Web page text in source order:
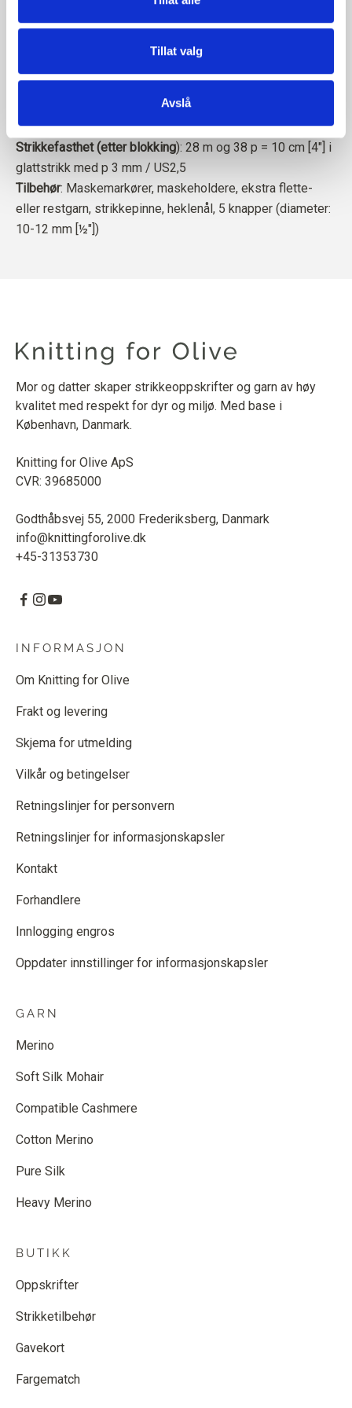
Tillat valg
Avslå
51, 54) cm [17¾ (19, 20, 21¼)] "
Garn: Knitting Knitting for Olive Merino, Cotton Merino eller
Pure Silk (250 m [273 yd] / 50 g [1,8 oz]), fingertykt garn, 3
Pinner: 2,5 mm / US1,5 og 3 mm / US2,5 rundpinner og
strømpepinner, eller i den størrelsen som passer til
strikkefastheten
Strikkefasthet (etter blokking): 28 m og 38 p = 10 cm [4"] i
glattstrikk med p 3 mm / US2,5
Tilbehør: Maskemarkører, maskeholdere, ekstra flette-
eller restgarn, strikkepinne, heklenål, 5 knapper (diameter:
10-12 mm [½"])
Mor og datter skaper strikkeoppskrifter og garn av høy
kvalitet med respekt for dyr og miljø. Med base i
København, Danmark.
Knitting for Olive ApS
CVR: 39685000
Godthåbsvej 55, 2000 Frederiksberg, Danmark
info@knittingforolive.dk
+45-31353730
INFORMASJON
Om Knitting for Olive
Frakt og levering
Skjema for utmelding
Vilkår og betingelser
Retningslinjer for personvern
Retningslinjer for informasjonskapsler
Kontakt
Forhandlere
Innlogging engros
Oppdater innstillinger for informasjonskapsler
GARN
Merino
Soft Silk Mohair
Compatible Cashmere
Cotton Merino
Pure Silk
Heavy Merino
BUTIKK
Oppskrifter
Strikketilbehør
Gavekort
Fargematch